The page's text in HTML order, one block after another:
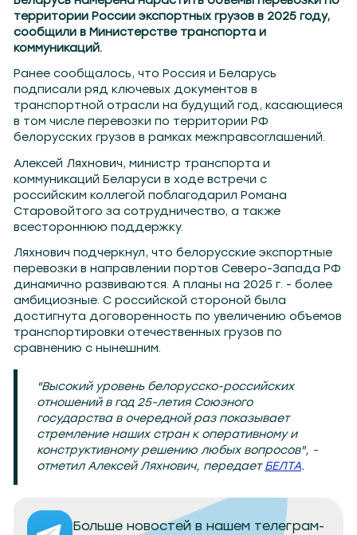
территории России экспортных грузов в 2025 году,
сообщили в Министерстве транспорта и
коммуникаций.
Ранее сообщалось, что Россия и Беларусь
подписали ряд ключевых документов в
транспортной отрасли на будущий год, касающиеся
в том числе перевозки по территории РФ
белорусских грузов в рамках межправсоглашений.
Алексей Ляхнович, министр транспорта и
коммуникаций Беларуси в ходе встречи с
российским коллегой поблагодарил Романа
Старовойтого за сотрудничество, а также
всестороннюю поддержку.
Ляхнович подчеркнул, что белорусские экспортные
перевозки в направлении портов Северо-Запада РФ
динамично развиваются. А планы на 2025 г. - более
амбициозные. С российской стороной была
достигнута договоренность по увеличению объемов
транспортировки отечественных грузов по
сравнению с нынешним.
"Высокий уровень белорусско-российских
отношений в год 25-летия Союзного
государства в очередной раз показывает
стремление наших стран к оперативному и
конструктивному решению любых вопросов", -
отметил Алексей Ляхнович, передаетБЕЛТА.
Больше новостей в нашем телеграм-